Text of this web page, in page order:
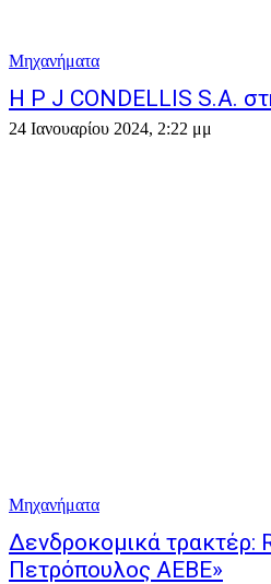
Μηχανήματα
Η P J CONDELLIS S.A.
24 Ιανουαρίου 2024, 2:22 μμ
Μηχανήματα
Δενδροκομικά τρακτέρ:
Πετρόπουλος ΑΕΒΕ»